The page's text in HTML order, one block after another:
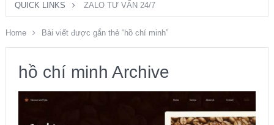
QUICK LINKS ZALO TƯ VẤN 24/7
Home Bài viết được gắn thẻ “hồ chí minh”
hồ chí minh Archive